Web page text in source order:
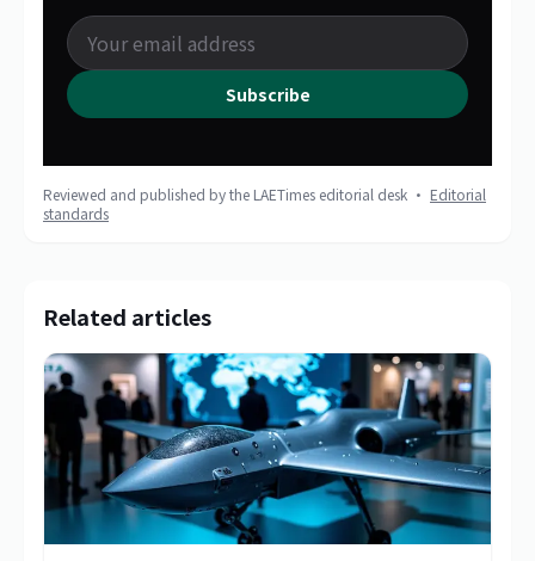
Subscribe
Reviewed and published by the LAETimes editorial desk · Editorial
standards
Related articles